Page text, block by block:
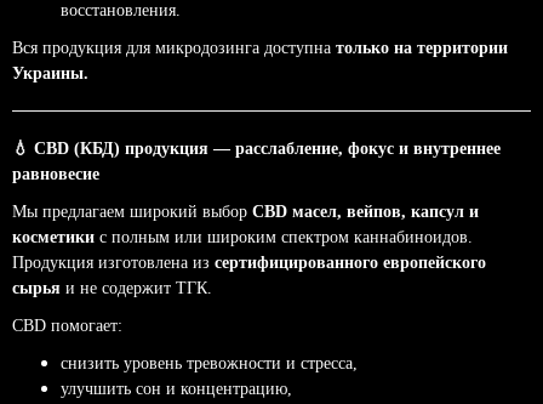
восстановления.
Вся продукция для микродозинга доступна только на территории
Украины.
💧 CBD (КБД) продукция — расслабление, фокус и внутреннее
равновесие
Мы предлагаем широкий выбор CBD масел, вейпов, капсул и
косметики с полным или широким спектром каннабиноидов.
Продукция изготовлена из сертифицированного европейского
сырья и не содержит ТГК.
CBD помогает:
снизить уровень тревожности и стресса,
улучшить сон и концентрацию,